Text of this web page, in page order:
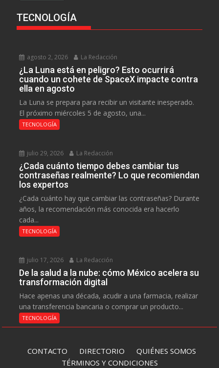
TECNOLOGÍA
agosto 2, 2026 La Redacción
¿La Luna está en peligro? Esto ocurrirá
cuando un cohete de SpaceX impacte contra
ella en agosto
La Luna se prepara para recibir un visitante inesperado.
El próximo miércoles 5 de agosto, una...
TECNOLOGÍA
julio 29, 2026 La Redacción
¿Cada cuánto tiempo debes cambiar tus
contraseñas realmente? Lo que recomiendan
los expertos
¿Cada cuánto hay que cambiar las contraseñas? Durante
años, la recomendación más conocida era hacerlo
cada...
TECNOLOGÍA
julio 17, 2026 La Redacción
De la salud a la nube: cómo México acelera su
transformación digital
Hace apenas una década, acudir a una farmacia, realizar
una transferencia bancaria o comprar un producto...
TECNOLOGÍA
CONTACTO DIRECTORIO QUIÉNES SOMOS
TÉRMINOS Y CONDICIONES